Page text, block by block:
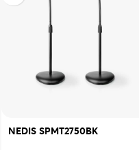
NEDIS SPMT2750BK